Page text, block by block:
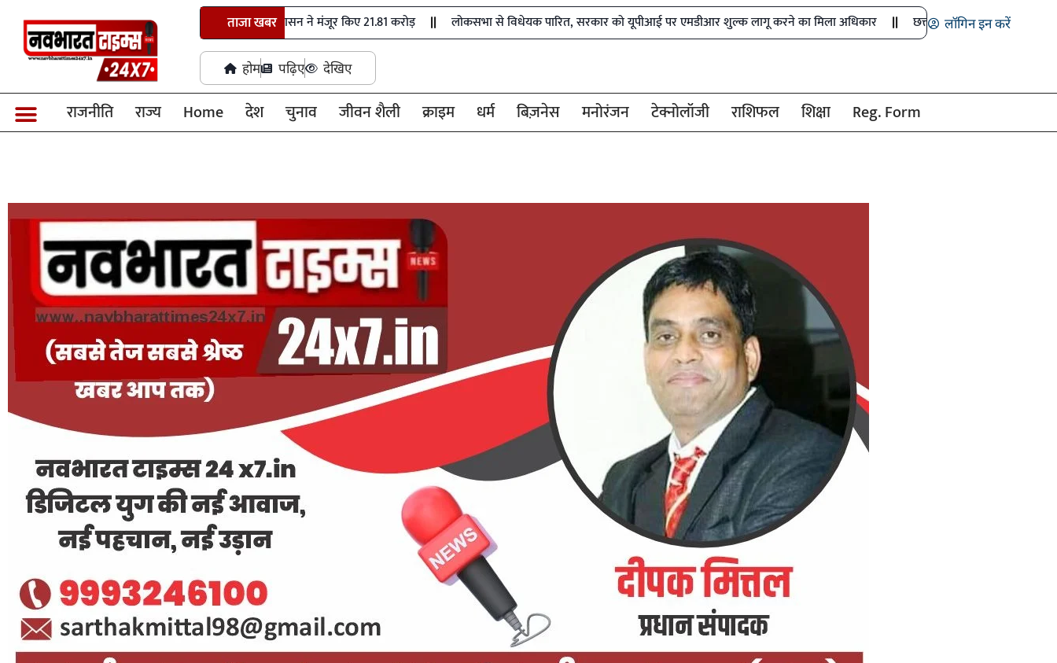
ताजा खबर
नांदघाट-मुंगेली रोड होगा फोरलेन, राज्य शासन ने मंजूर किए 21.81 करोड़ लोकसभा से विधेयक पारित, सरकार को यूपीआई पर एमडीआर शुल्क लागू करने का मिला अधिकार छत्तीसगढ़ में तृतीय-चतुर्थ श्रेणी भर्ती के नए
लॉगिन इन करें
होम पढ़िए देखिए
राजनीति राज्य Home देश चुनाव जीवन शैली क्राइम धर्म बिज़नेस मनोरंजन टेक्नोलॉजी राशिफल शिक्षा Reg. Form